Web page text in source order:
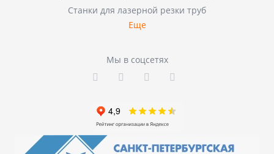
Станки для лазерной резки труб
Еще
Мы в соцсетях